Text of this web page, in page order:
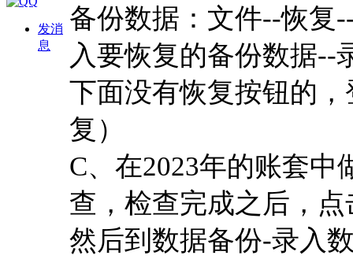
发消
息
备份数据：文件--恢复
入要恢复的备份数据--
下面没有恢复按钮的
复）
C、在2023年的账套
查，检查完成之后，
然后到数据备份-录入